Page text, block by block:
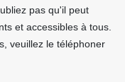
pas qu'il peut
et accessibles à tous.
veuillez le téléphoner